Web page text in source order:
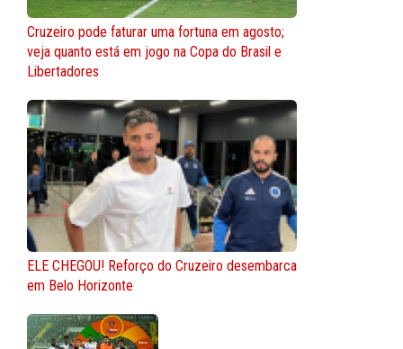
Cruzeiro pode faturar uma fortuna em agosto;
veja quanto está em jogo na Copa do Brasil e
Libertadores
ELE CHEGOU! Reforço do Cruzeiro desembarca
em Belo Horizonte